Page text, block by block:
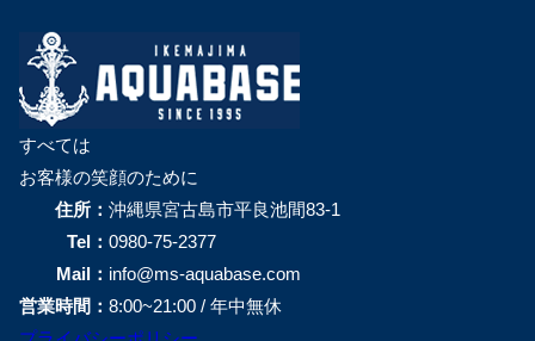
すべては
お客様の笑顔のために
住所： 沖縄県宮古島市平良池間83-1
Tel： 0980-75-2377
Mail： info@ms-aquabase.com
営業時間： 8:00~21:00 / 年中無休